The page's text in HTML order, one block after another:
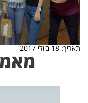
תאריך: 18 ביולי 2017